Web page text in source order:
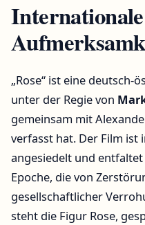
Internationale
„Rose“ ist eine
unter der Regie von
gemeinsam mit
verfasst hat. Der Film ist
angesiedelt und
Epoche, die von
gesellschaftlicher
steht die Figur Rose,